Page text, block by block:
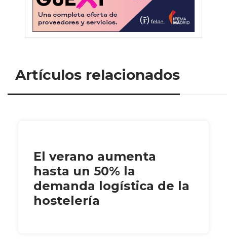
Artículos relacionados
El verano aumenta
hasta un 50% la
demanda logística de la
hostelería